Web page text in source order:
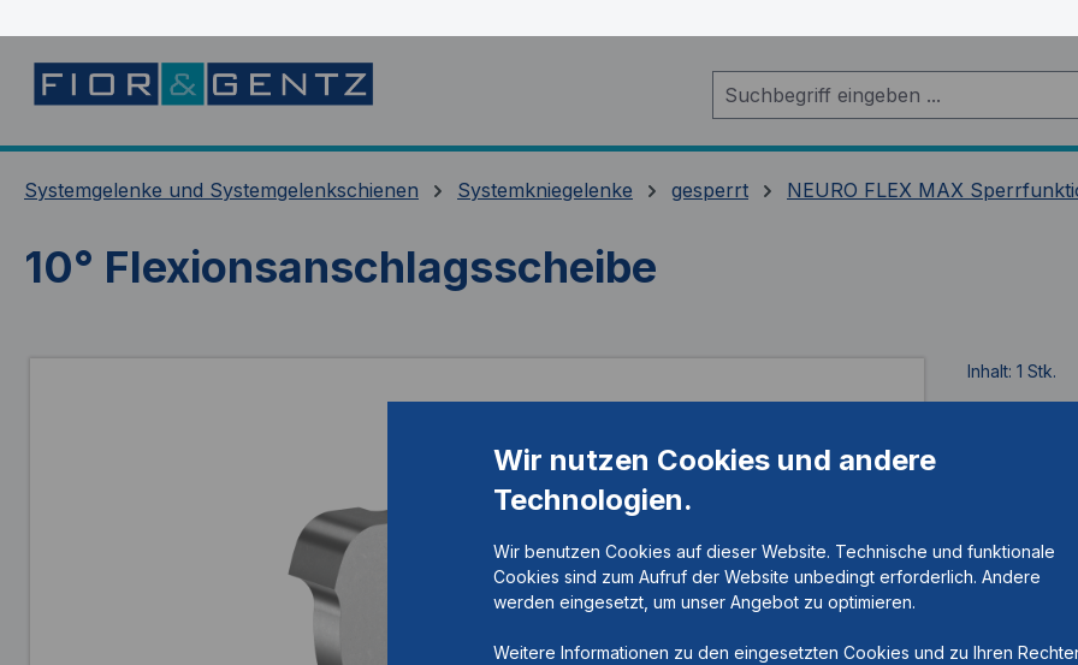
Systemgelenke und Systemgelenkschienen Systemkniegelenke gesperrt NEURO FLEX MAX
10° Flexionsanschlagsscheibe
Inhalt: 1 Stk.
Wir nutzen Cookies und andere
Technologien.
Wir benutzen Cookies auf dieser Website. Technische und funktionale
Cookies sind zum Aufruf der Website unbedingt erforderlich. Andere
werden eingesetzt, um unser Angebot zu optimieren.
Weitere Informationen zu den eingesetzten Cookies und zu Ihren